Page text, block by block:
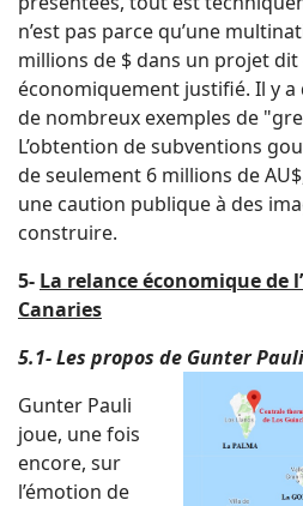
n’est pas parce qu’une
millions de $ dans un projet dit
économiquement justifié. Il y a
de nombreux exemples de
L’obtention de subventions
de seulement 6 millions de
une caution publique à des
construire.
5- La relance économique de
Canaries
5.1- Les propos de Gunter Pauli
Gunter Pauli
joue, une fois
encore, sur
l’émotion de